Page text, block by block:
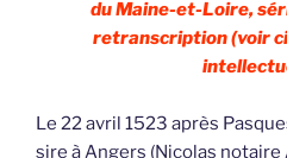
du Maine-et-Loire,
retranscription (voir
Le 22 avril 1523 après
sire à Angers (Nicolas notaire